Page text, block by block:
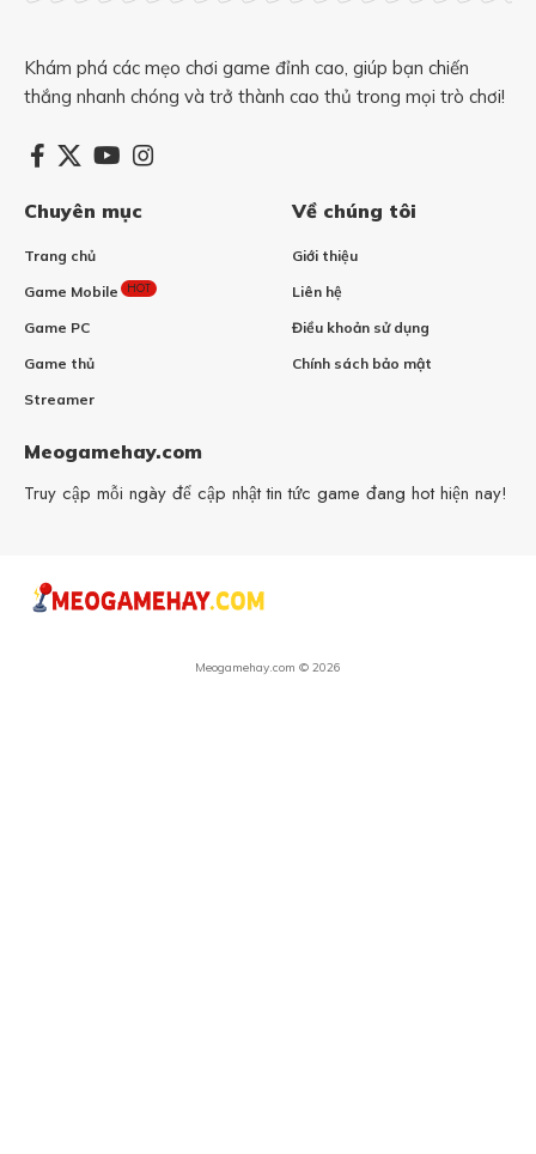
Khám phá các mẹo chơi game đỉnh cao, giúp bạn chiến
thắng nhanh chóng và trở thành cao thủ trong mọi trò chơi!
Chuyên mục
Trang chủ
Game Mobile HOT
Game PC
Game thủ
Streamer
Về chúng tôi
Giới thiệu
Liên hệ
Điều khoản sử dụng
Chính sách bảo mật
Meogamehay.com
Truy cập mỗi ngày để cập nhật tin tức game đang hot hiện nay!
Meogamehay.com © 2026